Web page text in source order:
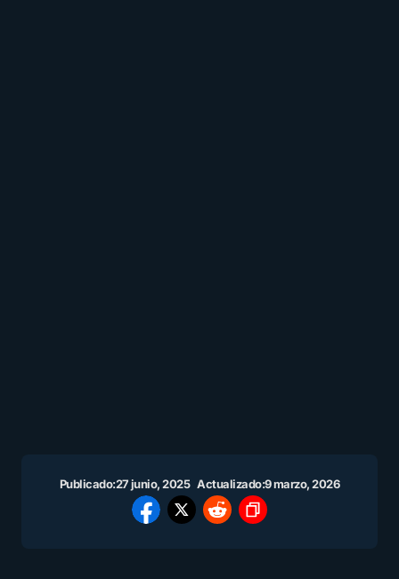
Publicado:27 junio, 2025 Actualizado:9 marzo, 2026